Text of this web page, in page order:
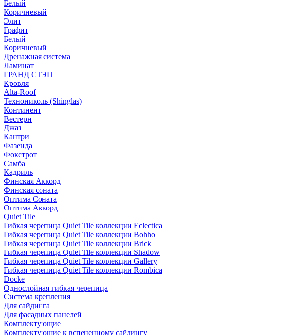
Белый
Коричневый
Элит
Графит
Белый
Коричневый
Дренажная система
Ламинат
ГРАНД СТЭП
Кровля
Alta-Roof
Технониколь (Shinglas)
Континент
Вестерн
Джаз
Кантри
Фазенда
Фокстрот
Самба
Кадриль
Финская Аккорд
Финская соната
Оптима Соната
Оптима Аккорд
Quiet Tile
Гибкая черепица Quiet Tile коллекции Eclectica
Гибкая черепица Quiet Tile коллекции Bohho
Гибкая черепица Quiet Tile коллекции Brick
Гибкая черепица Quiet Tile коллекции Shadow
Гибкая черепица Quiet Tile коллекции Gallery
Гибкая черепица Quiet Tile коллекции Rombica
Docke
Однослойная гибкая черепица
Система крепления
Для сайдинга
Для фасадных панелей
Комплектующие
Комплектующие к вспененному сайдингу